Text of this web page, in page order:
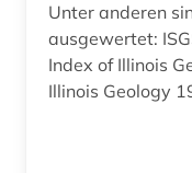
geographie (2)
geopolitik (1)
Unter anderen
ausgewertet: ISGS Bulletin Bibliography and
Index of Illinois
Illinois Geology